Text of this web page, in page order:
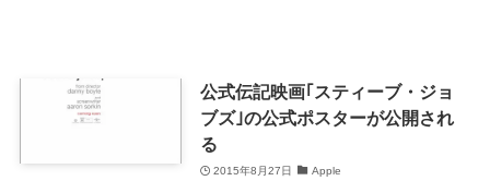
公式伝記映画｢スティーブ・ジョ
ブズ｣の公式ポスターが公開され
る
2015年8月27日 Apple